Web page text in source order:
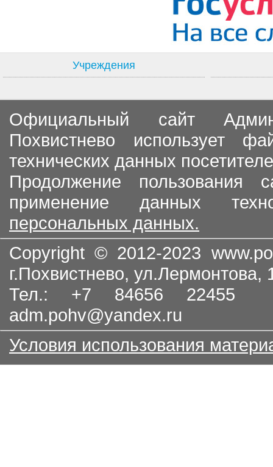
Учреждения
Официальный сайт
Похвистнево использует
технических данных
Продолжение пользования
применение данных
персональных данных.
Copyright © 2012-2023
г.Похвистнево, ул.Лермонтова,
Тел.: +7 84656
adm.pohv@yandex.ru
Условия использования